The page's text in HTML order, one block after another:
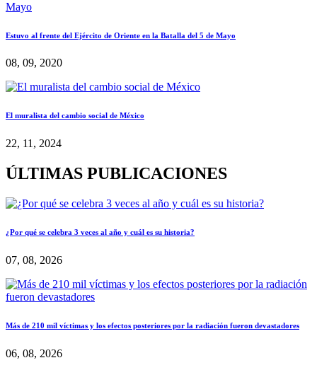
Estuvo al frente del Ejército de Oriente en la Batalla del 5 de Mayo
08, 09, 2020
El muralista del cambio social de México
22, 11, 2024
ÚLTIMAS PUBLICACIONES
¿Por qué se celebra 3 veces al año y cuál es su historia?
07, 08, 2026
Más de 210 mil víctimas y los efectos posteriores por la radiación fueron devastadores
06, 08, 2026